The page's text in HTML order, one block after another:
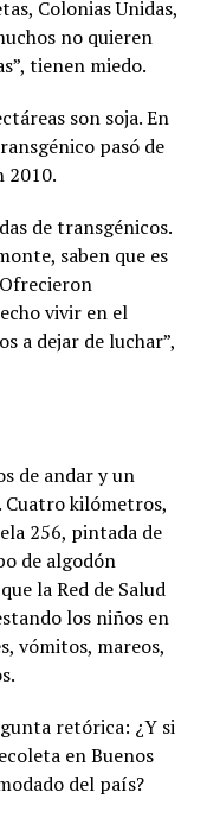
Colonias Unidas,
no quieren
tienen miedo.
son soja. En
pasó de
2010.
de transgénicos.
saben que es
vivir en el
a dejar de luchar”,
de andar y un
Cuatro kilómetros,
256, pintada de
de algodón
la Red de Salud
los niños en
vómitos, mareos,
retórica: ¿Y si
en Buenos
del país?